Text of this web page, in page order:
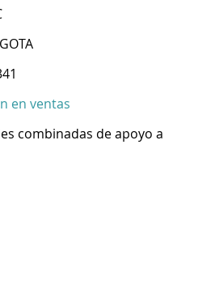
en ventas
combinadas de apoyo a